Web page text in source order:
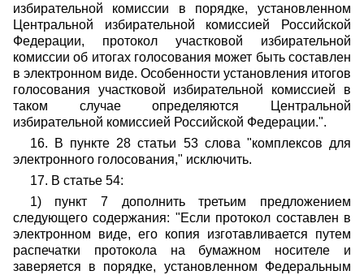
избирательной комиссии в порядке, установленном
Центральной избирательной комиссией Российской
Федерации, протокол участковой избирательной
комиссии об итогах голосования может быть составлен
в электронном виде. Особенности установления итогов
голосования участковой избирательной комиссией в
таком случае определяются Центральной
избирательной комиссией Российской Федерации.".
16. В пункте 28 статьи 53 слова "комплексов для
электронного голосования," исключить.
17. В статье 54:
1) пункт 7 дополнить третьим предложением
следующего содержания: "Если протокол составлен в
электронном виде, его копия изготавливается путем
распечатки протокола на бумажном носителе и
заверяется в порядке, установленном Федеральным